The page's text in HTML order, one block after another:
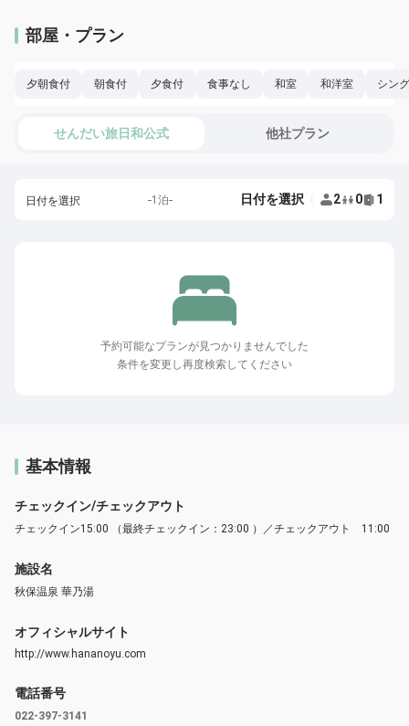
部屋・プラン
夕朝食付 朝食付 夕食付 食事なし 和室 和洋室 シン
せんだい旅日和公式 他社プラン
日付を選択 1泊 日付を選択 2 0 1
予約可能なプランが見つかりませんでした
条件を変更し再度検索してください
基本情報
チェックイン/チェックアウト
チェックイン15:00 （最終チェックイン：23:00 ）／チェックアウト 11:00
施設名
秋保温泉 華乃湯
オフィシャルサイト
http://www.hananoyu.com
電話番号
022-397-3141